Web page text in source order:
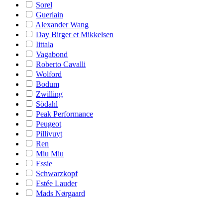
Sorel
Guerlain
Alexander Wang
Day Birger et Mikkelsen
Iittala
Vagabond
Roberto Cavalli
Wolford
Bodum
Zwilling
Södahl
Peak Performance
Peugeot
Pillivuyt
Ren
Miu Miu
Essie
Schwarzkopf
Estée Lauder
Mads Nørgaard